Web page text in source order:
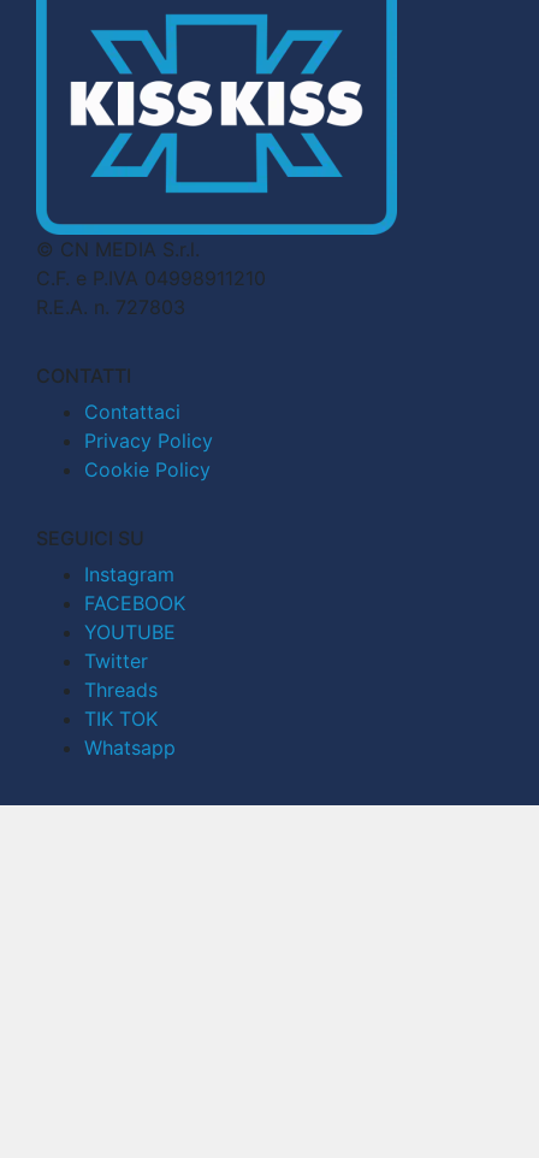
© CN MEDIA S.r.l.
C.F. e P.IVA 04998911210
R.E.A. n. 727803
CONTATTI
Contattaci
Privacy Policy
Cookie Policy
SEGUICI SU
Instagram
FACEBOOK
YOUTUBE
Twitter
Threads
TIK TOK
Whatsapp